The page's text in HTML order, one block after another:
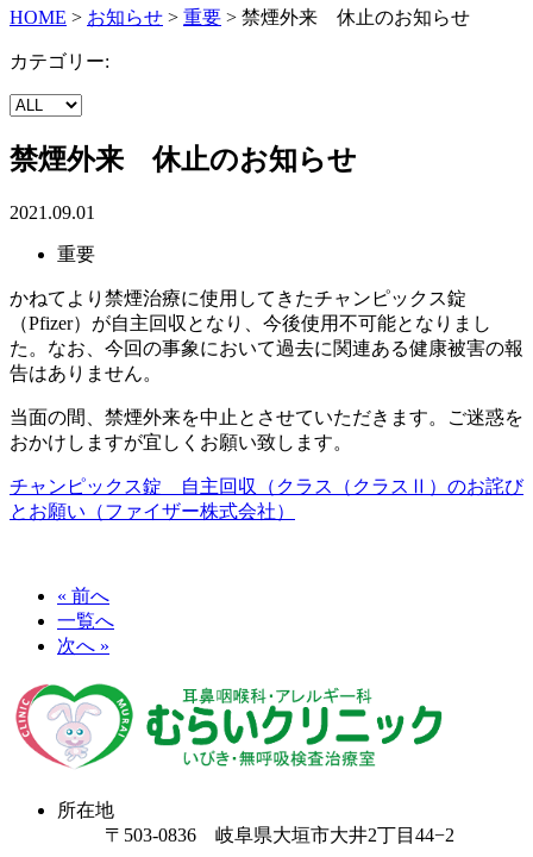
HOME > お知らせ > 重要 > 禁煙外来 休止のお知らせ
カテゴリー:
禁煙外来 休止のお知らせ
2021.09.01
重要
かねてより禁煙治療に使用してきたチャンピックス錠
（Pfizer）が自主回収となり、今後使用不可能となりまし
た。なお、今回の事象において過去に関連ある健康被害の報
告はありません。
当面の間、禁煙外来を中止とさせていただきます。ご迷惑を
おかけしますが宜しくお願い致します。
チャンピックス錠 自主回収（クラス（クラスⅡ）のお詫び
とお願い（ファイザー株式会社）
« 前へ
一覧へ
次へ »
所在地
〒503-0836 岐阜県大垣市大井2丁目44−2